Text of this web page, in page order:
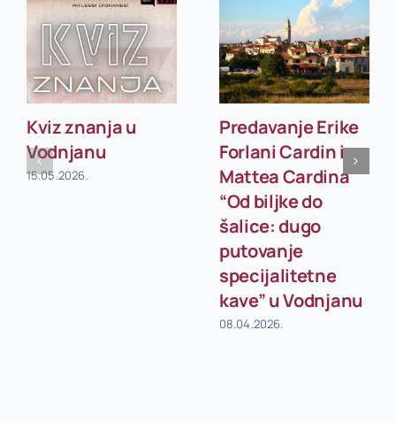
Kviz znanja u
Vodnjanu
15.05.2026.
Predavanje Erike
Forlani Cardin i
Mattea Cardina
“Od biljke do
šalice: dugo
putovanje
specijalitetne
kave” u Vodnjanu
08.04.2026.